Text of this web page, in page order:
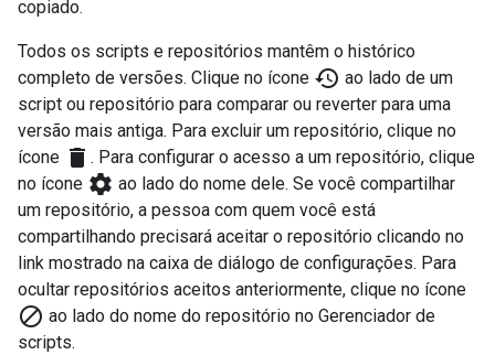
copiado.
Todos os scripts e repositórios mantêm o histórico
completo de versões. Clique no ícone history ao lado de um
script ou repositório para comparar ou reverter para uma
versão mais antiga. Para excluir um repositório, clique no
ícone delete . Para configurar o acesso a um repositório, clique
no ícone settings ao lado do nome dele. Se você compartilhar
um repositório, a pessoa com quem você está
compartilhando precisará aceitar o repositório clicando no
link mostrado na caixa de diálogo de configurações. Para
ocultar repositórios aceitos anteriormente, clique no ícone
block ao lado do nome do repositório no Gerenciador de
scripts.